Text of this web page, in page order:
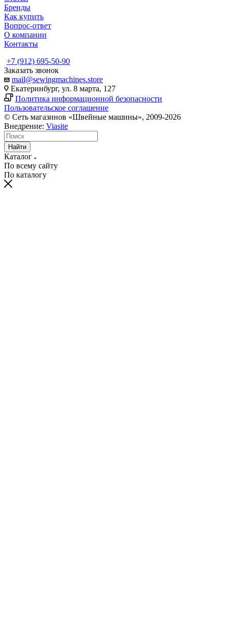
Бренды
Как купить
Вопрос-ответ
О компании
Контакты
+7 (912) 695-50-90
Заказать звонок
mail@sewingmachines.store
Екатеринбург, ул. 8 марта, 127
Политика информационной безопасности
Пользовательское соглашение
© Сеть магазинов «Швейные машины», 2009-2026
Внедрение: Viasite
Найти
Каталог
По всему сайту
По каталогу